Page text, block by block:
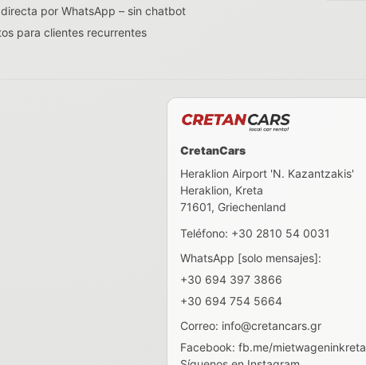
por WhatsApp – sin chatbot
para clientes recurrentes
CretanCars
Heraklion Airport 'N. Kazantzakis'
Heraklion, Kreta
71601, Griechenland
Teléfono: +30 2810 54 0031
WhatsApp [solo mensajes]:
+30 694 397 3866
+30 694 754 5664
Correo: info@cretancars.gr
Facebook: fb.me/mietwageninkreta